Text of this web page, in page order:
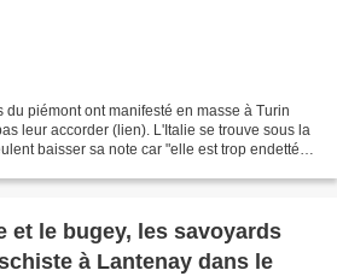
du piémont ont manifesté en masse à Turin
leur accorder (lien). L'Italie se trouve sous la
baisser sa note car "elle est trop endettée".
et le bugey, les savoyards
à Lantenay dans le